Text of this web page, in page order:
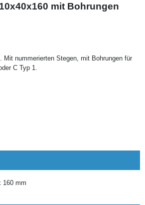
mit Bohrungen
Mit nummerierten Stegen, mit Bohrungen für
C Typ 1.
160 mm